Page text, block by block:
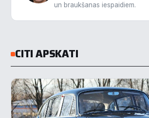
un braukšanas iespaidiem.
CITI APSKATI